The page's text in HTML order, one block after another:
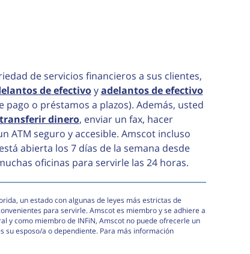
de servicios financieros a sus clientes,
de efectivoyadelantos de efectivo
o préstamos a plazos). Además, usted
transferir dinero, enviar un fax, hacer
ATM seguro y accesible. Amscot incluso
abierta los 7 días de la semana desde
oficinas para servirle las 24 horas.
un estado con algunas de leyes más estrictas de
para servirle. Amscot es miembro y se adhiere a
y como miembro de INFiN, Amscot no puede ofrecerle un
su esposo/a o dependiente. Para más información